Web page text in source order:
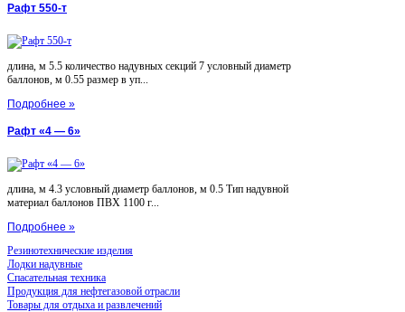
Рафт 550-т
длина, м 5.5 количество надувных секций 7 условный диаметр
баллонов, м 0.55 размер в уп...
Подробнее »
Рафт «4 — 6»
длина, м 4.3 условный диаметр баллонов, м 0.5 Тип надувной
материал баллонов ПВХ 1100 г...
Подробнее »
Резинотехнические изделия
Лодки надувные
Спасательная техника
Продукция для нефтегазовой отрасли
Товары для отдыха и развлечений